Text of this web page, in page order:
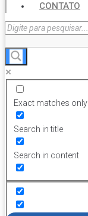
CONTATO
Exact matches only
Search in title
Search in content